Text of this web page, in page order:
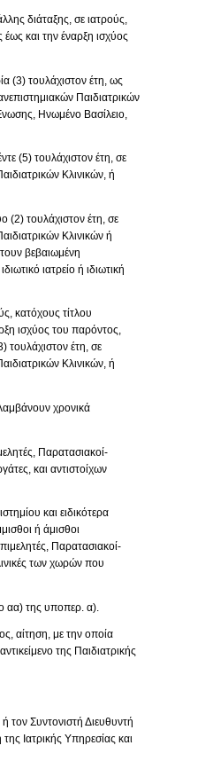
διάταξης, σε ιατρούς,
έως και την έναρξη ισχύος
(3) τουλάχιστον έτη, ως
Παιδιατρικών
Ηνωμένο Βασίλειο,
(5) τουλάχιστον έτη, σε
Κλινικών, ή
(2) τουλάχιστον έτη, σε
Κλινικών ή
βεβαιωμένη
ιατρείο ή ιδιωτική
κατόχους τίτλου
ισχύος του παρόντος,
τουλάχιστον έτη, σε
Κλινικών, ή
χρονικά
Παρατασιακοί-
και αντιστοίχων
και ειδικότερα
ή άμισθοι
Παρατασιακοί-
των χωρών που
αα) της υποπερ. α).
αίτηση, με την οποία
της Παιδιατρικής
Συντονιστή Διευθυντή
Ιατρικής Υπηρεσίας και